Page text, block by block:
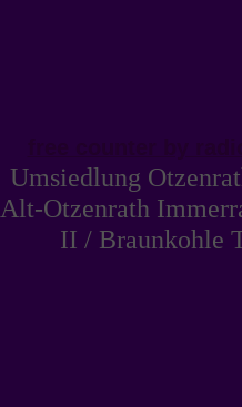
Umsiedlung
Alt-Otzenrath
II / Braunkohle